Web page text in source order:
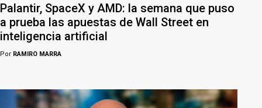
Palantir, SpaceX y AMD: la semana que puso
a prueba las apuestas de Wall Street en
inteligencia artificial
Por RAMIRO MARRA